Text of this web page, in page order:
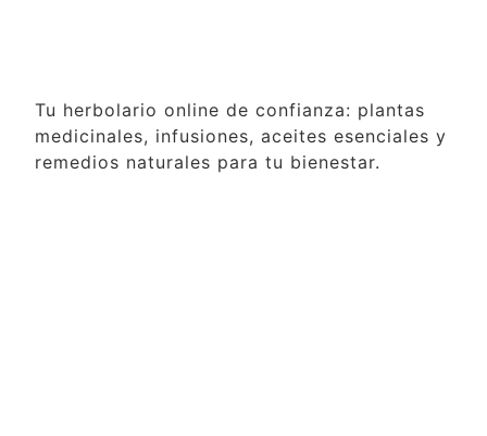
Tu herbolario online de confianza: plantas
medicinales, infusiones, aceites esenciales y
remedios naturales para tu bienestar.